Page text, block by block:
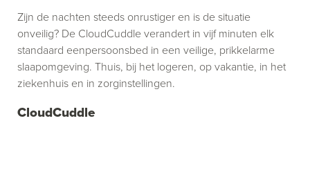
CloudCuddle
Zijn de nachten steeds onrustiger en is de situatie
onveilig? De CloudCuddle verandert in vijf minuten elk
standaard eenpersoonsbed in een veilige, prikkelarme
slaapomgeving. Thuis, bij het logeren, op vakantie, in het
ziekenhuis en in zorginstellingen.